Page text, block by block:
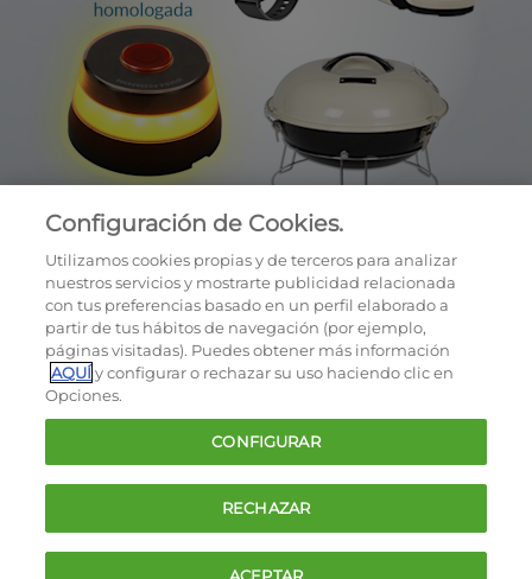
Cookies
Política de privacidad
Términos y condiciones de la oferta
Contacto
FAQ
Configuración de Cookies.
Utilizamos cookies propias y de terceros para analizar
nuestros servicios y mostrarte publicidad relacionada
con tus preferencias basado en un perfil elaborado a
partir de tus hábitos de navegación (por ejemplo,
páginas visitadas). Puedes obtener más información
AQUÍy configurar o rechazar su uso haciendo clic en
Opciones.
CONFIGURAR
RECHAZAR